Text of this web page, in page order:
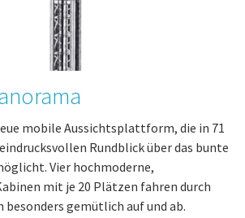
mobile Aussichtsplattform, die in 71
Rundblick über das bunte
Vier hochmoderne,
mit je 20 Plätzen fahren durch
besonders gemütlich auf und ab.